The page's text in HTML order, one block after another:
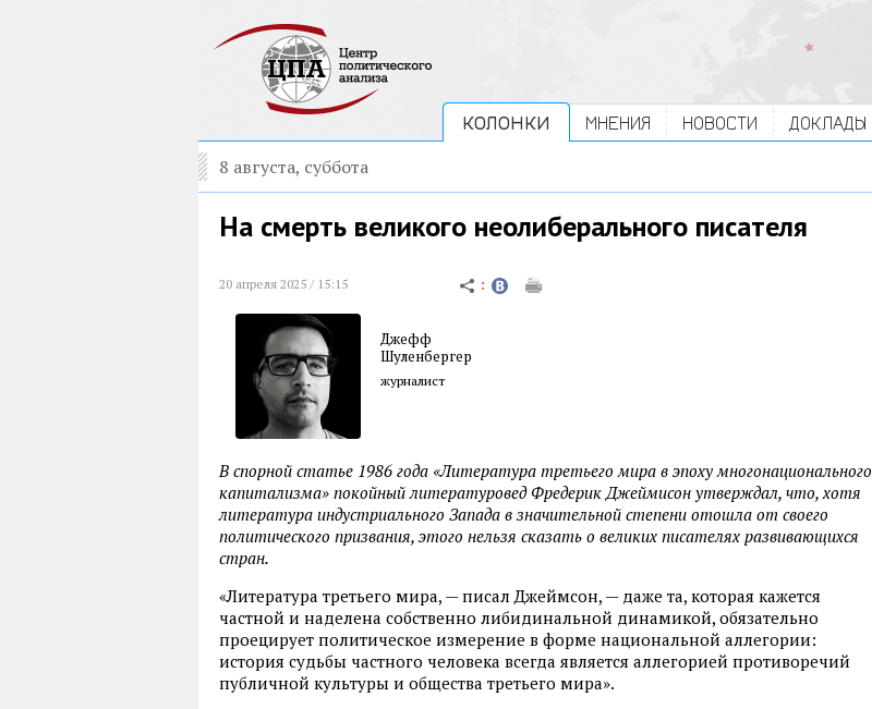
КОЛОНКИ МНЕНИЯ НОВОСТИ ДОКЛАДЫ
8 августа, суббота
На смерть великого неолиберального писателя
20 апреля 2025 / 15:15
Джефф
Шуленбергер
журналист
В спорной статье 1986 года «Литература третьего мира в эпоху многонационального
капитализма» покойный литературовед Фредерик Джеймисон утверждал, что, хотя
литература индустриального Запада в значительной степени отошла от своего
политического призвания, этого нельзя сказать о великих писателях развивающихся
стран.
«Литература третьего мира, — писал Джеймсон, — даже та, которая кажется
частной и наделена собственно либидинальной динамикой, обязательно
проецирует политическое измерение в форме национальной аллегории:
история судьбы частного человека всегда является аллегорией противоречий
публичной культуры и общества третьего мира».